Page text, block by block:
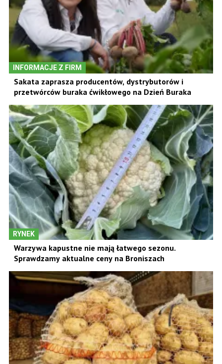
INFORMACJE Z FIRM
Sakata zaprasza producentów, dystrybutorów i
przetwórców buraka ćwikłowego na Dzień Buraka
RYNEK
Warzywa kapustne nie mają łatwego sezonu.
Sprawdzamy aktualne ceny na Broniszach